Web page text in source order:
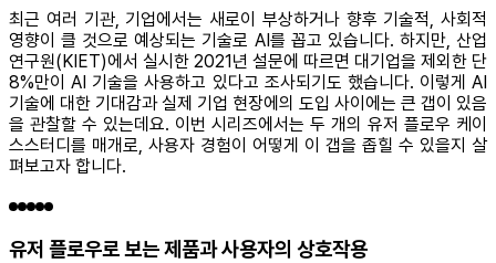
최근 여러 기관, 기업에서는 새로이 부상하거나 향후 기술적, 사회적
영향이 클 것으로 예상되는 기술로 AI를 꼽고 있습니다. 하지만, 산업
연구원(KIET)에서 실시한 2021년 설문에 따르면 대기업을 제외한 단
8%만이 AI 기술을 사용하고 있다고 조사되기도 했습니다. 이렇게 AI
기술에 대한 기대감과 실제 기업 현장에의 도입 사이에는 큰 갭이 있음
을 관찰할 수 있는데요. 이번 시리즈에서는 두 개의 유저 플로우 케이
스스터디를 매개로, 사용자 경험이 어떻게 이 갭을 좁힐 수 있을지 살
펴보고자 합니다.
유저 플로우로 보는 제품과 사용자의 상호작용